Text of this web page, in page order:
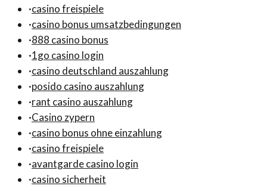
·casino freispiele
·casino bonus umsatzbedingungen
·888 casino bonus
·1go casino login
·casino deutschland auszahlung
·posido casino auszahlung
·rant casino auszahlung
·Casino zypern
·casino bonus ohne einzahlung
·casino freispiele
·avantgarde casino login
·casino sicherheit